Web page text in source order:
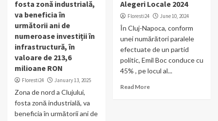
fosta zonă industrială,
va beneficia în
următorii ani de
numeroase investiții în
infrastructură, în
valoare de 213,6
milioane RON
Floresti24 January 13, 2025
Zona de nord a Clujului,
fosta zonă industrială, va
beneficia în următorii ani de
Alegeri Locale 2024
Floresti24 June 10, 2024
În Cluj-Napoca, conform
unei numărători paralele
efectuate de un partid
politic, Emil Boc conduce cu
45% , pe locul al...
Read More